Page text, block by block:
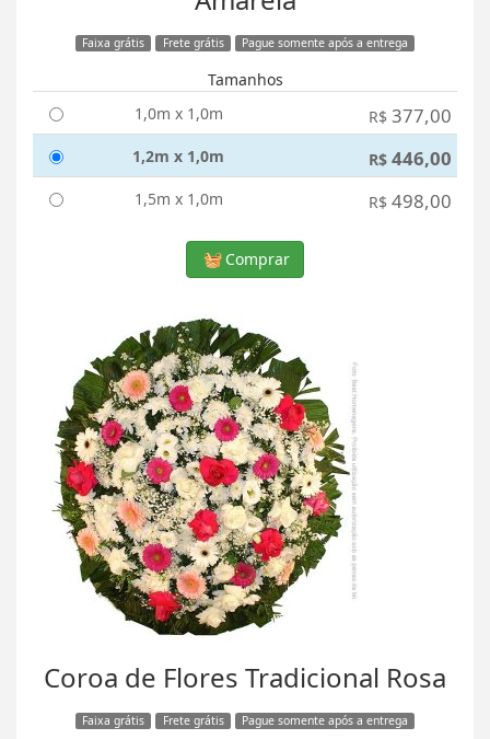
Faixa grátis Frete grátis Pague somente após a entrega
Tamanhos
1,0m x 1,0m
R$ 377,00
1,2m x 1,0m R$ 446,00
1,5m x 1,0m R$ 498,00
Comprar
Coroa de Flores Tradicional Rosa
Faixa grátis Frete grátis Pague somente após a entrega